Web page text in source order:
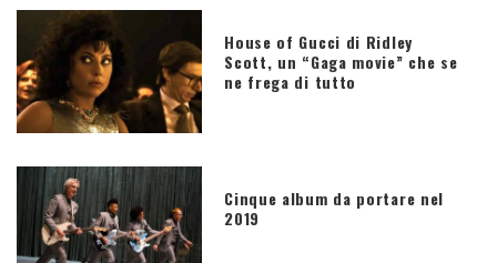
House of Gucci di Ridley
Scott, un “Gaga movie” che se
ne frega di tutto
Cinque album da portare nel
2019